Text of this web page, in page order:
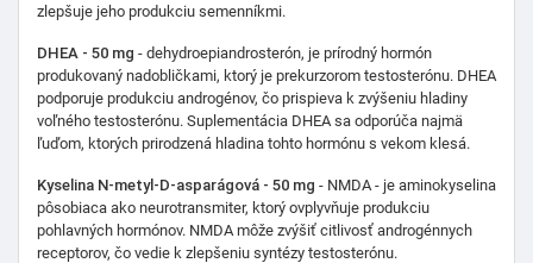
zlepšuje jeho produkciu semenníkmi.
DHEA - 50 mg - dehydroepiandrosterón, je prírodný hormón
produkovaný nadobličkami, ktorý je prekurzorom testosterónu. DHEA
podporuje produkciu androgénov, čo prispieva k zvýšeniu hladiny
voľného testosterónu. Suplementácia DHEA sa odporúča najmä
ľuďom, ktorých prirodzená hladina tohto hormónu s vekom klesá.
Kyselina N-metyl-D-asparágová - 50 mg - NMDA - je aminokyselina
pôsobiaca ako neurotransmiter, ktorý ovplyvňuje produkciu
pohlavných hormónov. NMDA môže zvýšiť citlivosť androgénnych
receptorov, čo vedie k zlepšeniu syntézy testosterónu.